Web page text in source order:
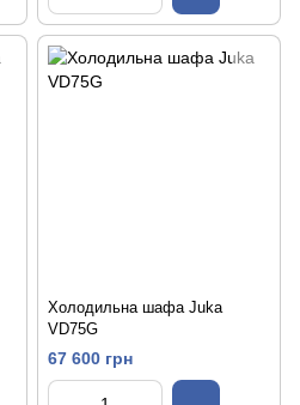
Холодильна шафа Juka
VD75G
67 600 грн